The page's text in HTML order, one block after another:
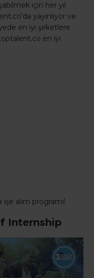
için her yıl
yayınlıyor ve
en iyi şirketlere
en iyi
alım programı!
Internship